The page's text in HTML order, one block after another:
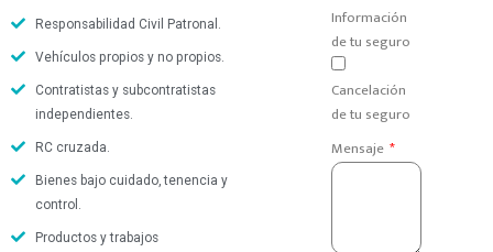
Responsabilidad Civil Patronal.
Vehículos propios y no propios.
Contratistas y subcontratistas
independientes.
RC cruzada.
Bienes bajo cuidado, tenencia y
control.
Productos y trabajos
Información
de tu seguro
Cancelación
de tu seguro
Mensaje